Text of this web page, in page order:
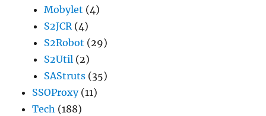
Mobylet (4)
S2JCR(4)
S2Robot (29)
S2Util (2)
SAStruts (35)
SSOProxy(11)
Tech (188)